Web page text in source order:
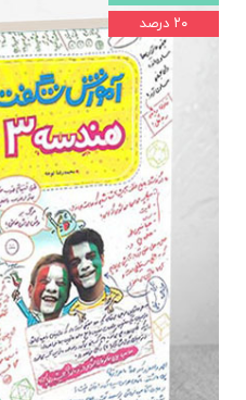
۲۰ درصد